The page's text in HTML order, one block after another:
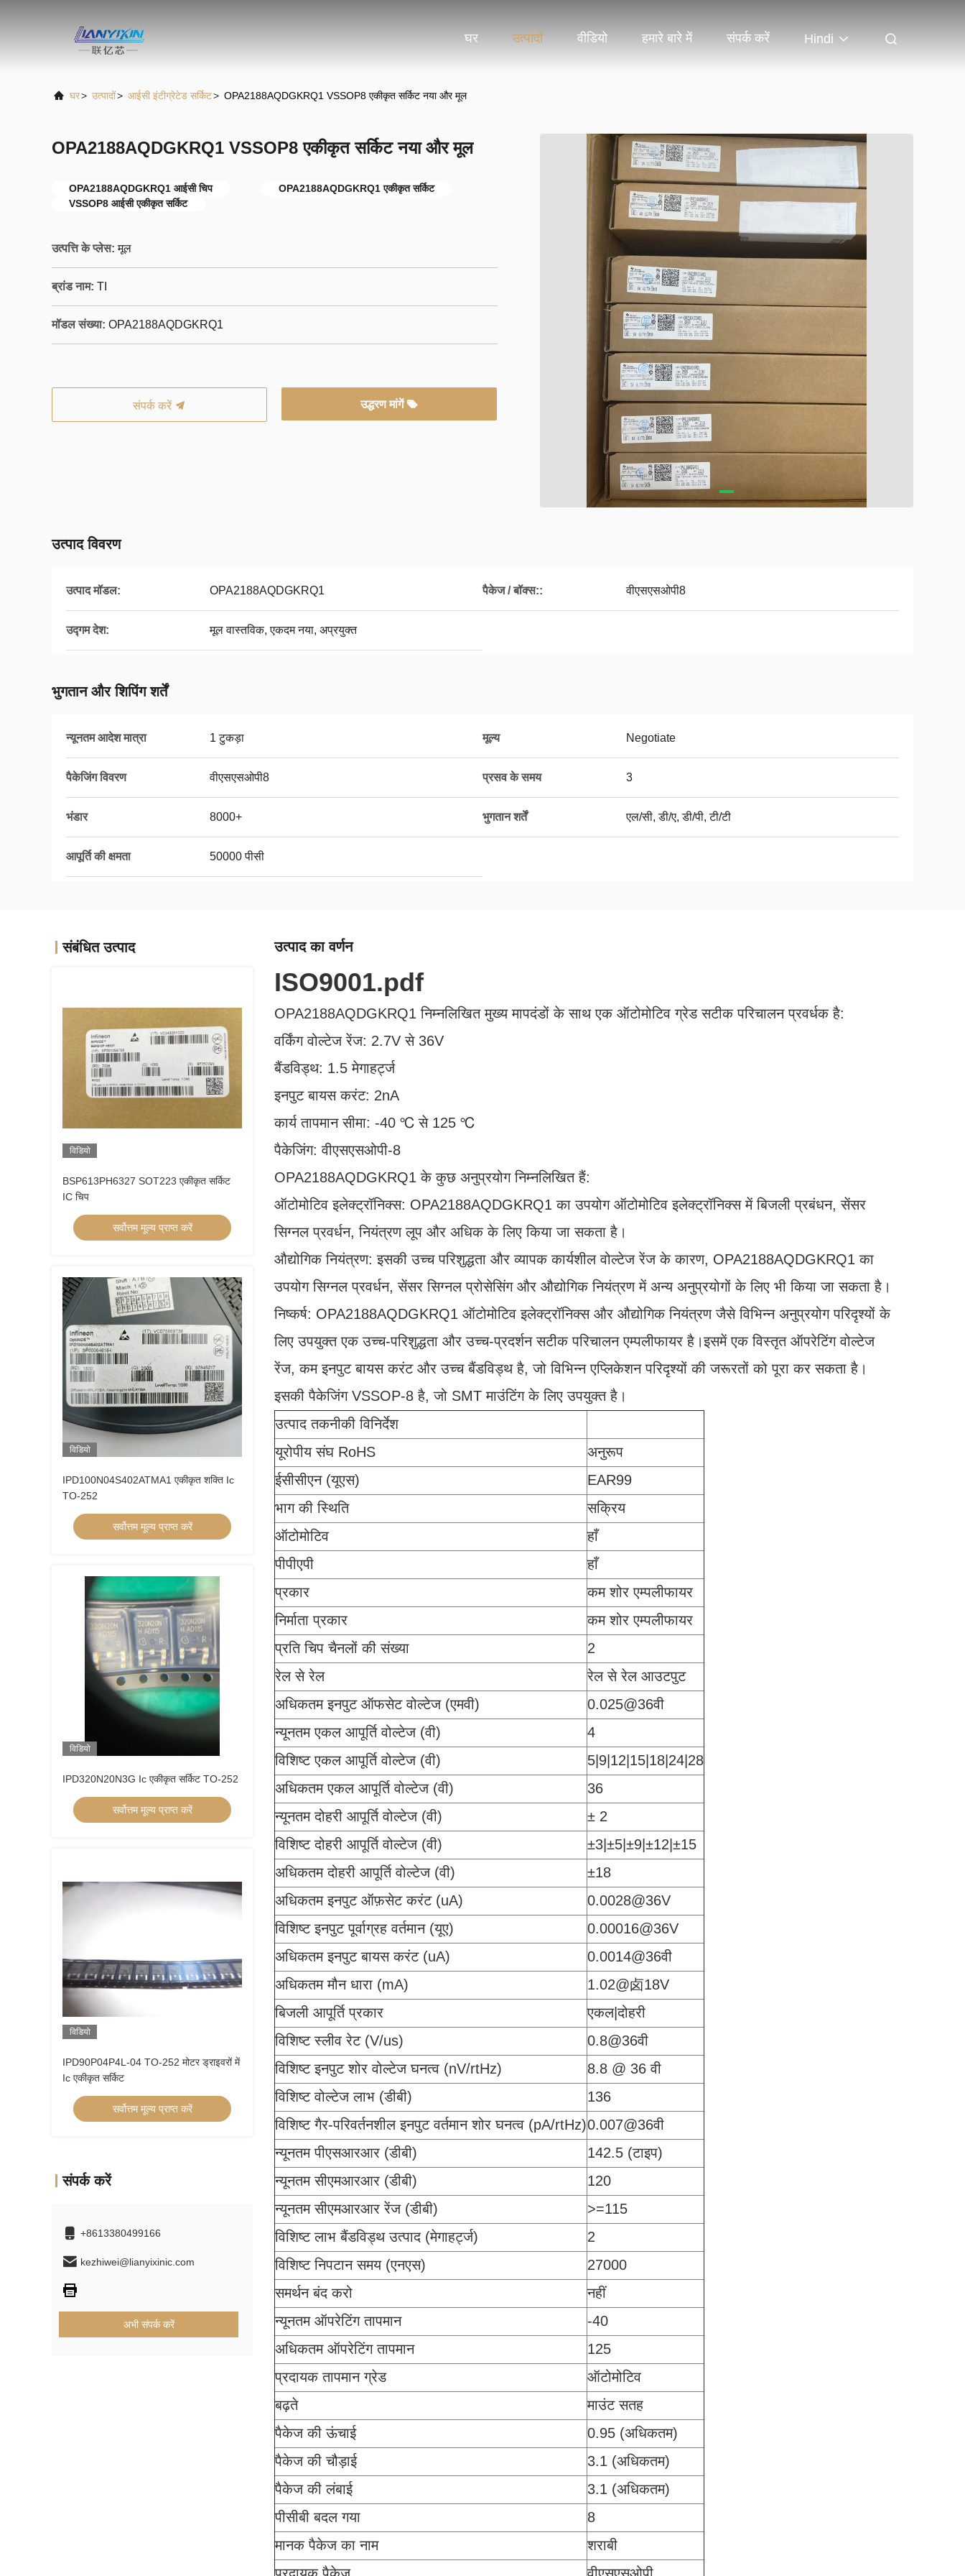
घर उत्पादों वीडियो हमारे बारे में संपर्क करें Hindi
घर> उत्पादों> आईसी इंटीग्रेटेड सर्किट> OPA2188AQDGKRQ1 VSSOP8 एकीकृत सर्किट नया और मूल
OPA2188AQDGKRQ1 VSSOP8 एकीकृत सर्किट नया और मूल
OPA2188AQDGKRQ1 आईसी चिप
OPA2188AQDGKRQ1 एकीकृत सर्किट
VSSOP8 आईसी एकीकृत सर्किट
उत्पत्ति के प्लेस: मूल
ब्रांड नाम: TI
मॉडल संख्या: OPA2188AQDGKRQ1
संपर्क करें उद्धरण मांगें
उत्पाद विवरण
उत्पाद मॉडल: OPA2188AQDGKRQ1 पैकेज / बॉक्स:: वीएसएसओपी8
उद्गम देश: मूल वास्तविक, एकदम नया, अप्रयुक्त
भुगतान और शिपिंग शर्तें
न्यूनतम आदेश मात्रा 1 टुकड़ा मूल्य Negotiate
पैकेजिंग विवरण वीएसएसओपी8 प्रसव के समय 3
भंडार 8000+ भुगतान शर्तें एल/सी, डी/ए, डी/पी, टी/टी
आपूर्ति की क्षमता 50000 पीसी
संबंधित उत्पाद
विडियो
BSP613PH6327 SOT223 एकीकृत सर्किट
IC चिप
सर्वोत्तम मूल्य प्राप्त करें
विडियो
IPD100N04S402ATMA1 एकीकृत शक्ति Ic
TO-252
सर्वोत्तम मूल्य प्राप्त करें
विडियो
IPD320N20N3G Ic एकीकृत सर्किट TO-252
सर्वोत्तम मूल्य प्राप्त करें
विडियो
IPD90P04P4L-04 TO-252 मोटर ड्राइवरों में
Ic एकीकृत सर्किट
सर्वोत्तम मूल्य प्राप्त करें
संपर्क करें
+8613380499166
kezhiwei@lianyixinic.com
अभी संपर्क करें
उत्पाद का वर्णन
ISO9001.pdf
OPA2188AQDGKRQ1 निम्नलिखित मुख्य मापदंडों के साथ एक ऑटोमोटिव ग्रेड सटीक परिचालन प्रवर्धक है:
वर्किंग वोल्टेज रेंज: 2.7V से 36V
बैंडविड्थ: 1.5 मेगाहर्ट्ज
इनपुट बायस करंट: 2nA
कार्य तापमान सीमा: -40 ℃ से 125 ℃
पैकेजिंग: वीएसएसओपी-8
OPA2188AQDGKRQ1 के कुछ अनुप्रयोग निम्नलिखित हैं:
ऑटोमोटिव इलेक्ट्रॉनिक्स: OPA2188AQDGKRQ1 का उपयोग ऑटोमोटिव इलेक्ट्रॉनिक्स में बिजली प्रबंधन, सेंसर
सिग्नल प्रवर्धन, नियंत्रण लूप और अधिक के लिए किया जा सकता है।
औद्योगिक नियंत्रण: इसकी उच्च परिशुद्धता और व्यापक कार्यशील वोल्टेज रेंज के कारण, OPA2188AQDGKRQ1 का
उपयोग सिग्नल प्रवर्धन, सेंसर सिग्नल प्रोसेसिंग और औद्योगिक नियंत्रण में अन्य अनुप्रयोगों के लिए भी किया जा सकता है।
निष्कर्ष: OPA2188AQDGKRQ1 ऑटोमोटिव इलेक्ट्रॉनिक्स और औद्योगिक नियंत्रण जैसे विभिन्न अनुप्रयोग परिदृश्यों के
लिए उपयुक्त एक उच्च-परिशुद्धता और उच्च-प्रदर्शन सटीक परिचालन एम्पलीफायर है।इसमें एक विस्तृत ऑपरेटिंग वोल्टेज
रेंज, कम इनपुट बायस करंट और उच्च बैंडविड्थ है, जो विभिन्न एप्लिकेशन परिदृश्यों की जरूरतों को पूरा कर सकता है।
इसकी पैकेजिंग VSSOP-8 है, जो SMT माउंटिंग के लिए उपयुक्त है।
उत्पाद तकनीकी विनिर्देश
यूरोपीय संघ RoHS
अनुरूप
ईसीसीएन (यूएस)
EAR99
भाग की स्थिति
सक्रिय
ऑटोमोटिव
हाँ
पीपीएपी
हाँ
प्रकार
कम शोर एम्पलीफायर
निर्माता प्रकार
कम शोर एम्पलीफायर
प्रति चिप चैनलों की संख्या
2
रेल से रेल
रेल से रेल आउटपुट
अधिकतम इनपुट ऑफसेट वोल्टेज (एमवी)
0.025@36वी
न्यूनतम एकल आपूर्ति वोल्टेज (वी)
4
विशिष्ट एकल आपूर्ति वोल्टेज (वी)
5|9|12|15|18|24|28
अधिकतम एकल आपूर्ति वोल्टेज (वी)
36
न्यूनतम दोहरी आपूर्ति वोल्टेज (वी)
± 2
विशिष्ट दोहरी आपूर्ति वोल्टेज (वी)
±3|±5|±9|±12|±15
अधिकतम दोहरी आपूर्ति वोल्टेज (वी)
±18
अधिकतम इनपुट ऑफ़सेट करंट (uA)
0.0028@36V
विशिष्ट इनपुट पूर्वाग्रह वर्तमान (यूए)
0.00016@36V
अधिकतम इनपुट बायस करंट (uA)
0.0014@36वी
अधिकतम मौन धारा (mA)
1.02@卤18V
बिजली आपूर्ति प्रकार
एकल|दोहरी
विशिष्ट स्लीव रेट (V/us)
0.8@36वी
विशिष्ट इनपुट शोर वोल्टेज घनत्व (nV/rtHz)
8.8 @ 36 वी
विशिष्ट वोल्टेज लाभ (डीबी)
136
विशिष्ट गैर-परिवर्तनशील इनपुट वर्तमान शोर घनत्व (pA/rtHz)0.007@36वी
न्यूनतम पीएसआरआर (डीबी)
142.5 (टाइप)
न्यूनतम सीएमआरआर (डीबी)
120
न्यूनतम सीएमआरआर रेंज (डीबी)
>=115
विशिष्ट लाभ बैंडविड्थ उत्पाद (मेगाहर्ट्ज)
2
विशिष्ट निपटान समय (एनएस)
27000
समर्थन बंद करो
नहीं
न्यूनतम ऑपरेटिंग तापमान
-40
अधिकतम ऑपरेटिंग तापमान
125
प्रदायक तापमान ग्रेड
ऑटोमोटिव
बढ़ते
माउंट सतह
पैकेज की ऊंचाई
0.95 (अधिकतम)
पैकेज की चौड़ाई
3.1 (अधिकतम)
पैकेज की लंबाई
3.1 (अधिकतम)
पीसीबी बदल गया
8
मानक पैकेज का नाम
शराबी